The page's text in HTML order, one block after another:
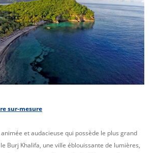
sur-mesure
animée et audacieuse qui possède le plus grand
Burj Khalifa, une ville éblouissante de lumières,